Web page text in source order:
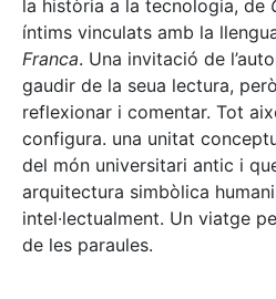
la història a la tecnologia, de
íntims vinculats amb la
Franca. Una invitació de
gaudir de la seua lectura,
reflexionar i comentar. Tot
configura. una unitat
del món universitari antic i
arquitectura simbòlica
intel·lectualment. Un viatge
de les paraules.